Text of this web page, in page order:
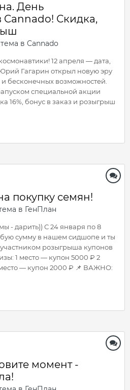
День
Cannado! Скидка,
в Cannado
12 апреля — дата,
Гагарин открыл новую эру
бесконечных возможностей.
специальной акции
16%, бонус в заказ и розыгрыш
покупку семян!
в ГенПлан
- дарить)) С 24 января по 8
сумму в нашем сидшопе и ты
розыгрыша купонов
1 место — купон 5000 ₽ 2
— купон 2000 ₽ 📌 ВАЖНО:
момент -